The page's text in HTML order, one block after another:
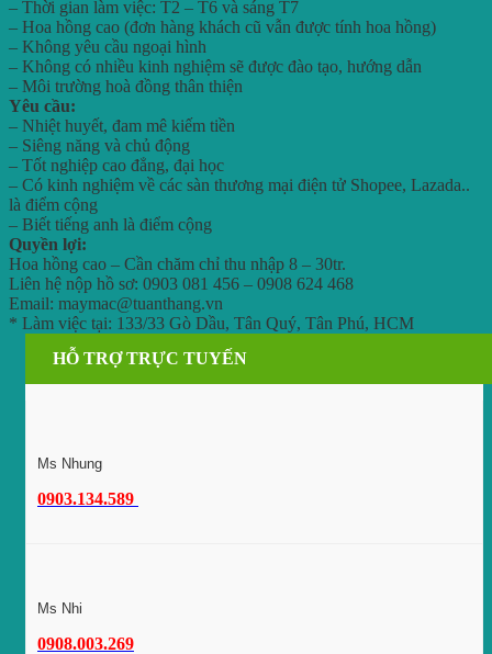
– Thời gian làm việc: T2 – T6 và sáng T7
– Hoa hồng cao (đơn hàng khách cũ vẫn được tính hoa hồng)
– Không yêu cầu ngoại hình
– Không có nhiều kinh nghiệm sẽ được đào tạo, hướng dẫn
– Môi trường hoà đồng thân thiện
Yêu cầu:
– Nhiệt huyết, đam mê kiếm tiền
– Siêng năng và chủ động
– Tốt nghiệp cao đẳng, đại học
– Có kinh nghiệm về các sàn thương mại điện tử Shopee, Lazada..
là điểm cộng
– Biết tiếng anh là điểm cộng
Quyền lợi:
Hoa hồng cao – Cần chăm chỉ thu nhập 8 – 30tr.
Liên hệ nộp hồ sơ: 0903 081 456 – 0908 624 468
Email: maymac@tuanthang.vn
* Làm việc tại: 133/33 Gò Dầu, Tân Quý, Tân Phú, HCM
HỖ TRỢ TRỰC TUYẾN
Ms Nhung
0903.134.589
Ms Nhi
0908.003.269